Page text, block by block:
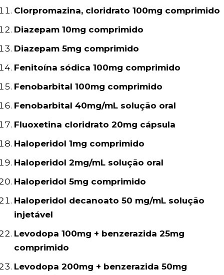
Clorpromazina, cloridrato 100mg comprimido
Diazepam 10mg comprimido
Diazepam 5mg comprimido
Fenitoína sódica 100mg comprimido
Fenobarbital 100mg comprimido
Fenobarbital 40mg/mL solução oral
Fluoxetina cloridrato 20mg cápsula
Haloperidol 1mg comprimido
Haloperidol 2mg/mL solução oral
Haloperidol 5mg comprimido
Haloperidol decanoato 50 mg/mL solução
injetável
Levodopa 100mg + benzerazida 25mg
comprimido
Levodopa 200mg + benzerazida 50mg